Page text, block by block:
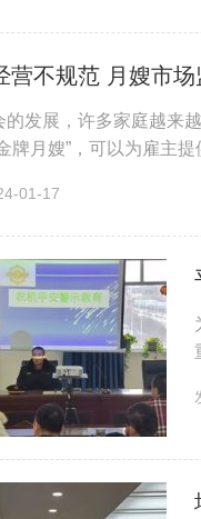
营不规范 月嫂市
的发展，许多家庭越来
牌月嫂”，可以为雇主
01-17